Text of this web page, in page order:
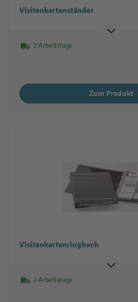
Visitenkartenständer
2 Arbeitstage
Zum Produkt
Visitenkartenringbuch
2 Arbeitstage